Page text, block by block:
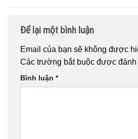
Để lại một bình luận
Email của bạn sẽ không được
Các trường bắt buộc được đánh
Bình luận *